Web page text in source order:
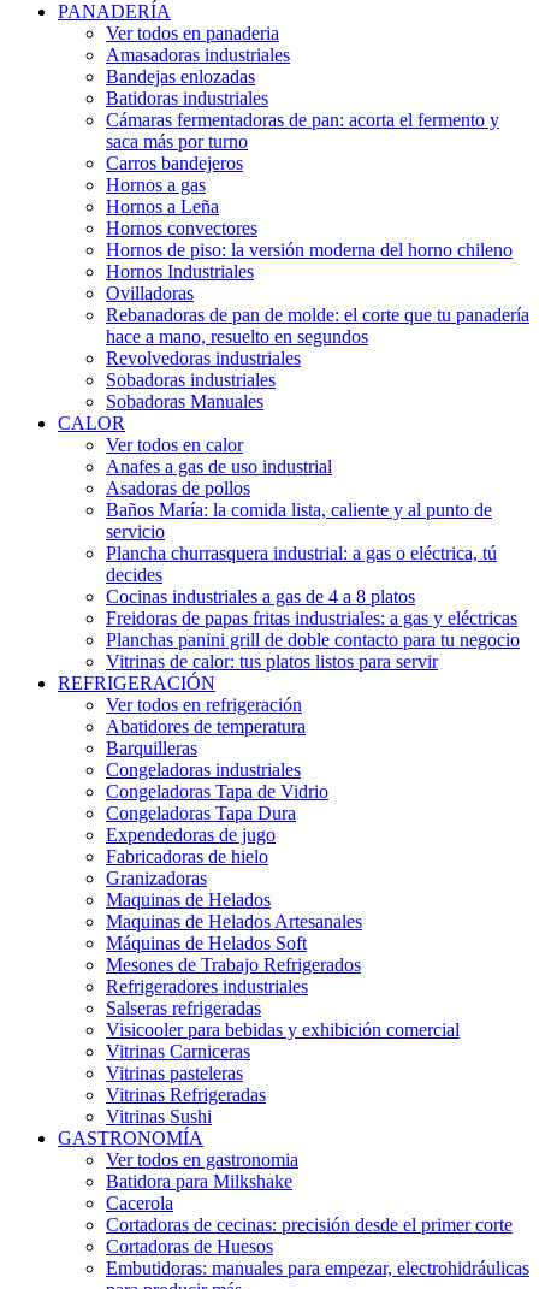
PANADERÍA
Ver todos en panaderia
Amasadoras industriales
Bandejas enlozadas
Batidoras industriales
Cámaras fermentadoras de pan: acorta el fermento y
saca más por turno
Carros bandejeros
Hornos a gas
Hornos a Leña
Hornos convectores
Hornos de piso: la versión moderna del horno chileno
Hornos Industriales
Ovilladoras
Rebanadoras de pan de molde: el corte que tu panadería
hace a mano, resuelto en segundos
Revolvedoras industriales
Sobadoras industriales
Sobadoras Manuales
CALOR
Ver todos en calor
Anafes a gas de uso industrial
Asadoras de pollos
Baños María: la comida lista, caliente y al punto de
servicio
Plancha churrasquera industrial: a gas o eléctrica, tú
decides
Cocinas industriales a gas de 4 a 8 platos
Freidoras de papas fritas industriales: a gas y eléctricas
Planchas panini grill de doble contacto para tu negocio
Vitrinas de calor: tus platos listos para servir
REFRIGERACIÓN
Ver todos en refrigeración
Abatidores de temperatura
Barquilleras
Congeladoras industriales
Congeladoras Tapa de Vidrio
Congeladoras Tapa Dura
Expendedoras de jugo
Fabricadoras de hielo
Granizadoras
Maquinas de Helados
Maquinas de Helados Artesanales
Máquinas de Helados Soft
Mesones de Trabajo Refrigerados
Refrigeradores industriales
Salseras refrigeradas
Visicooler para bebidas y exhibición comercial
Vitrinas Carniceras
Vitrinas pasteleras
Vitrinas Refrigeradas
Vitrinas Sushi
GASTRONOMÍA
Ver todos en gastronomia
Batidora para Milkshake
Cacerola
Cortadoras de cecinas: precisión desde el primer corte
Cortadoras de Huesos
Embutidoras: manuales para empezar, electrohidráulicas